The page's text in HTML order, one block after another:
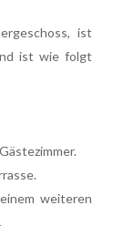
ist
ist wie folgt
weiteren